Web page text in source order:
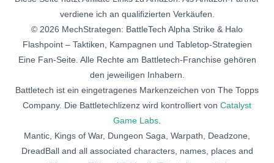
verdiene ich an qualifizierten Verkäufen.
© 2026 MechStrategen: BattleTech Alpha Strike & Halo
Flashpoint – Taktiken, Kampagnen und Tabletop-Strategien
Eine Fan-Seite. Alle Rechte am Battletech-Franchise gehören
den jeweiligen Inhabern.
Battletech ist ein eingetragenes Markenzeichen von The Topps
Company. Die Battletechlizenz wird kontrolliert von Catalyst
Game Labs
Mantic, Kings of War, Dungeon Saga, Warpath, Deadzone,
DreadBall and all associated characters, names, places and